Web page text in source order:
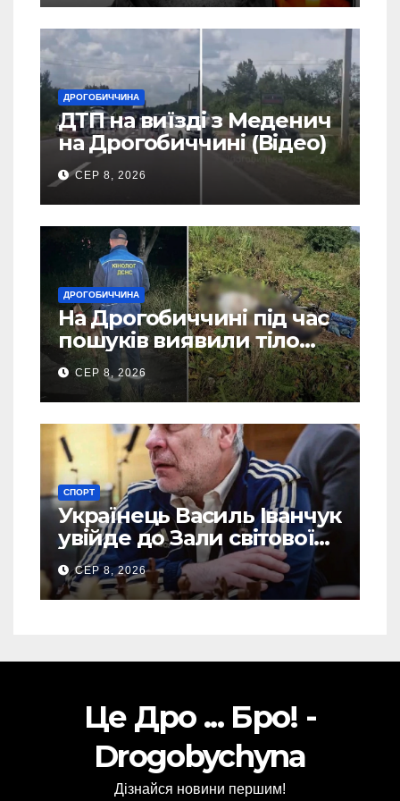
ДРОГОБИЧЧИНА
ДТП на виїзді з Меденич
на Дрогобиччині (Відео)
СЕР 8, 2026
ДРОГОБИЧЧИНА
На Дрогобиччині під час
пошуків виявили тіло
зниклого чоловіка (Фото)
СЕР 8, 2026
СПОРТ
Українець Василь Іванчук
увійде до Зали світової
шахової слави
СЕР 8, 2026
Це Дро ... Бро! -
Drogobychyna
Дізнайся новини першим!